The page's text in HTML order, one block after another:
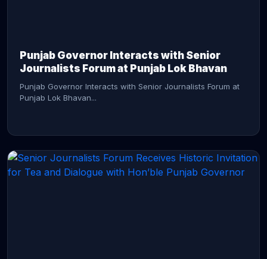
Punjab Governor Interacts with Senior
Journalists Forum at Punjab Lok Bhavan
Punjab Governor Interacts with Senior Journalists Forum at
Punjab Lok Bhavan...